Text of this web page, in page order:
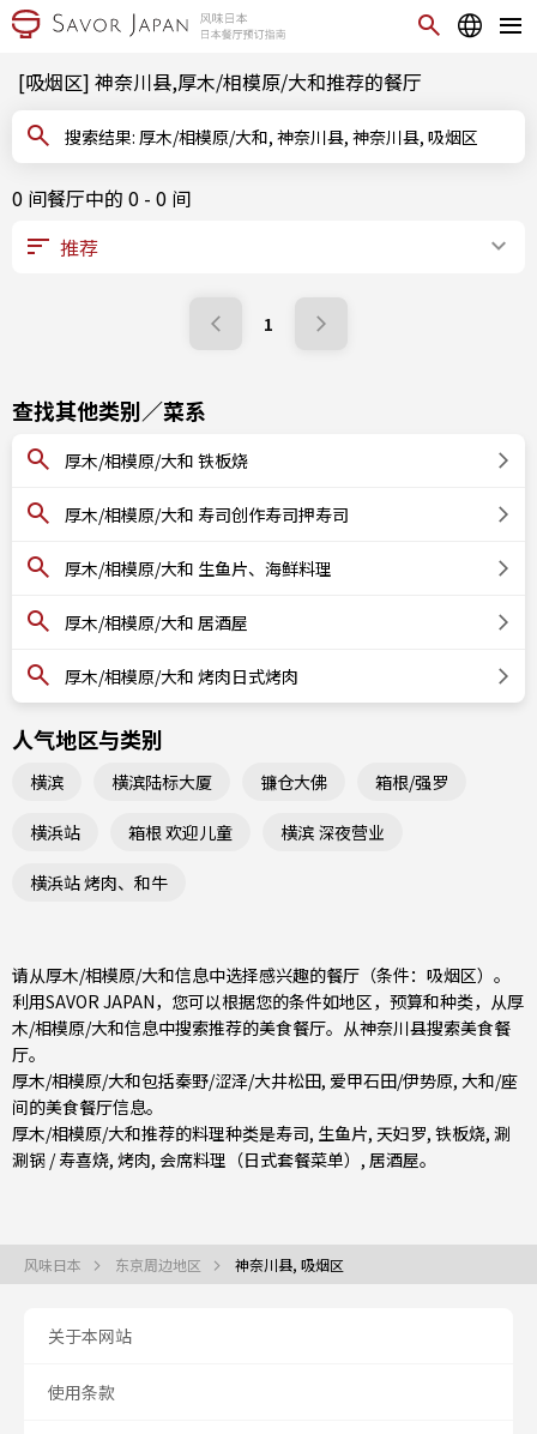
[吸烟区] 神奈川县,厚木/相模原/大和推荐的餐厅
搜索结果: 厚木/相模原/大和, 神奈川县, 神奈川县, 吸烟区
0 间餐厅中的 0 - 0 间
1
查找其他类别／菜系
厚木/相模原/大和 铁板烧
厚木/相模原/大和 寿司创作寿司押寿司
厚木/相模原/大和 生鱼片、海鲜料理
厚木/相模原/大和 居酒屋
厚木/相模原/大和 烤肉日式烤肉
人气地区与类别
横滨 横滨陆标大厦 镰仓大佛 箱根/强罗
横浜站 箱根 欢迎儿童 横滨 深夜营业
横浜站 烤肉、和牛
请从厚木/相模原/大和信息中选择感兴趣的餐厅（条件：吸烟区）。
利用SAVOR JAPAN，您可以根据您的条件如地区，预算和种类，从厚
木/相模原/大和信息中搜索推荐的美食餐厅。从神奈川县搜索美食餐
厅。
厚木/相模原/大和包括秦野/涩泽/大井松田, 爱甲石田/伊势原, 大和/座
间的美食餐厅信息。
厚木/相模原/大和推荐的料理种类是寿司, 生鱼片, 天妇罗, 铁板烧, 涮
涮锅 / 寿喜烧, 烤肉, 会席料理（日式套餐菜单） , 居酒屋。
风味日本 东京周边地区 神奈川县, 吸烟区
关于本网站
使用条款